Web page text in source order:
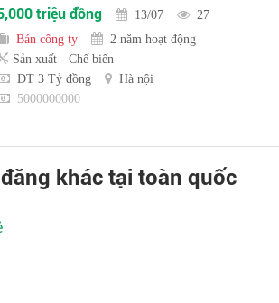
triệu đồng 13/07
27
Bán công ty
2 năm hoạt động
Sản xuất - Chế biến
DT 3 Tỷ đồng
Hà nội
5000000000
khác tại toàn quốc